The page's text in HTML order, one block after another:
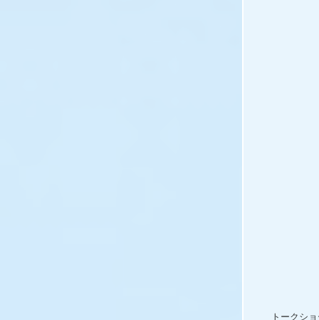
トークシ